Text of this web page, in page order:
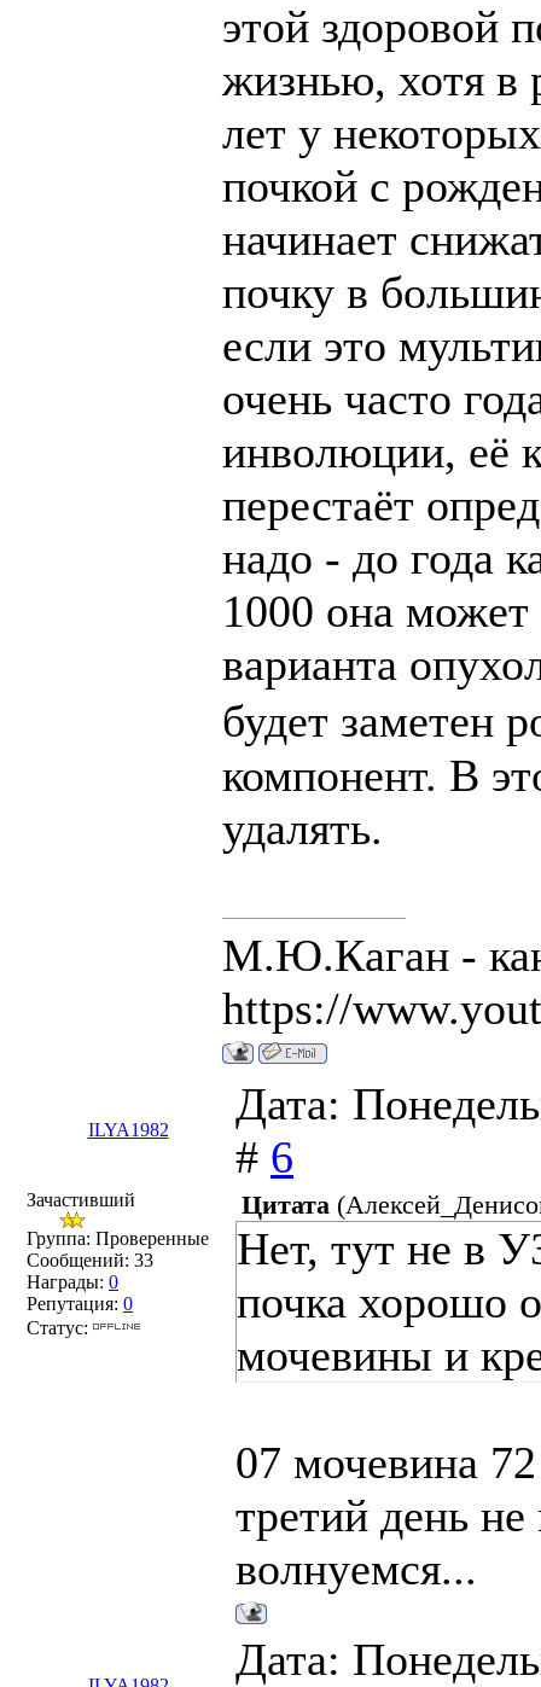
этой здоровой
жизнью, хотя в
лет у
почкой с
начинает
почку в
если это
очень часто
инволюции, её
перестаёт
надо - до года
1000 она
варианта
будет заметен
компонент. В
удалять.
М.Ю.Каган -
https://
ILYA1982
Дата:
# 6
Зачастивший
Группа: Проверенные
Сообщений: 33
Награды: 0
Репутация: 0
Статус:
Цитата (
Нет, тут не в
почка хорошо
мочевины и
07 мочевина
третий день
волнуемся...
Дата: